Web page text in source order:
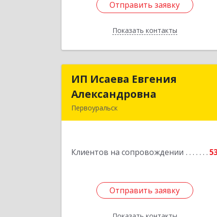
Отправить заявку
Показать контакты
Отправить заявку
Назад
ИП Исаева Евгения
Александровна
Первоуральск
Клиентов на сопровождении
Отправить заявку
ИП Исаева Евгения
Александровна
Отправить заявку